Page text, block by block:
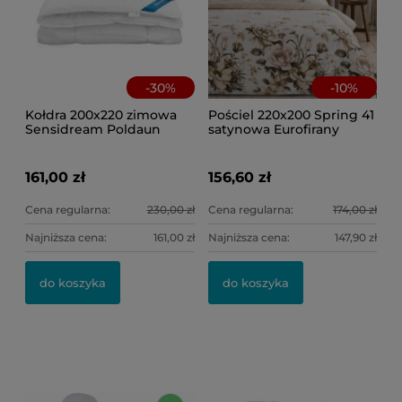
-30%
Kołdra 200x220 zimowa
Sensidream Poldaun
161,00 zł
Cena regularna: 230,00 zł
Najniższa cena: 161,00 zł
do koszyka
-10%
Pościel 220x200 Spring 41
satynowa Eurofirany
156,60 zł
Cena regularna: 174,00 zł
Najniższa cena: 147,90 zł
do koszyka